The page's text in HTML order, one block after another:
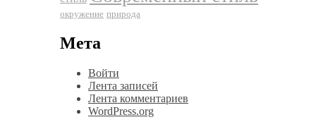
окружение природа
Мета
Войти
Лента записей
Лента комментариев
WordPress.org